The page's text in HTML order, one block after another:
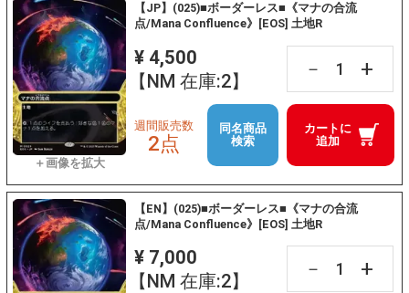
【JP】(025)■ボーダーレス■《マナの合流
点/Mana Confluence》[EOS] 土地R
¥ 4,500
【NM 在庫:2】
－ +
カートに
追加
週間販売数
2点
同名商品
検索
【EN】(025)■ボーダーレス■《マナの合流
点/Mana Confluence》[EOS] 土地R
¥ 7,000
【NM 在庫:2】
－ +